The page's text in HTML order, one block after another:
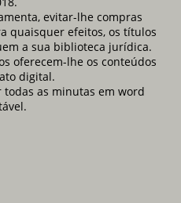
evitar-lhe compras
quaisquer efeitos, os títulos
a sua biblioteca jurídica.
oferecem-lhe os conteúdos
digital.
as minutas em word